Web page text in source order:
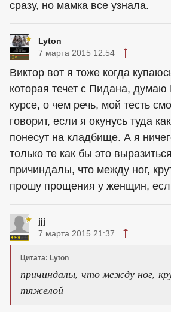
сразу, но мамка все узнала.
Lyton
7 марта 2015 12:54
Виктор вот я тоже когда
которая течет с Пидана,
курсе, о чем речь, мой тесть
говорит, если я окунусь туда
понесут на кладбище. А я
только те как бы это
причиндалы, что между ног,
прошу прощения у женщин,
jjj
7 марта 2015 21:37
Цитата: Lyton
причиндалы, что между ног,
тяжелой